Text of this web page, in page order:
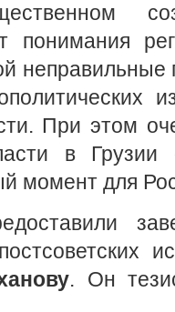
понимания
неправильные
При этом
в Грузии
момент для
. Он